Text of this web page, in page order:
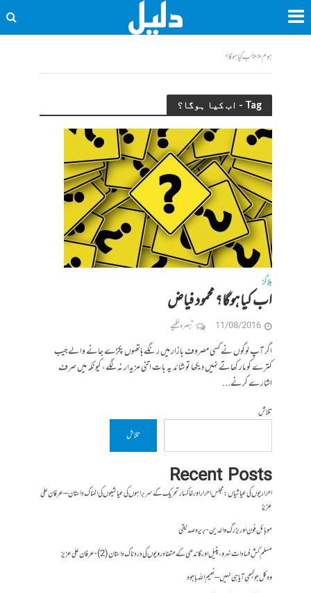
ہوم<<اب کیا ہوگا؟
Tag - اب کیا ہوگا؟
بلاگز
اب کیا ہوگا؟ محمود فیاض
11/08/2016 تبصرہ لکھیے
اگر آپ لوگوں نے کسی مصروف بازار میں رنگے ہاتھوں پکڑے جانے والے جیب
کترے کو مار کھاتے نہیں دیکھا تو شائد یہ بات اتنی مزیدار نہ لگے، کیونکہ میں صرف
اشارے کرنے...
تلاش
تلاش
Recent Posts
احراریوں کی عیاشیاں : مجلس احرار اور خاکسار تحریک کے سربراہوں کی عیاشیوں کی المناک داستان – عرفان علی
عزیز
موبائل فون اور بزرگ والدین- بریرہ صدیقی
مسلم کش فسادات نہرو، پٹیل اور گاندھی کے متضاد رویوں کی درد ناک داستان (2)- عرفان علی عزیز
وہ کل جو کبھی آیا ہی نہیں – نعیم اللہ باجوہ